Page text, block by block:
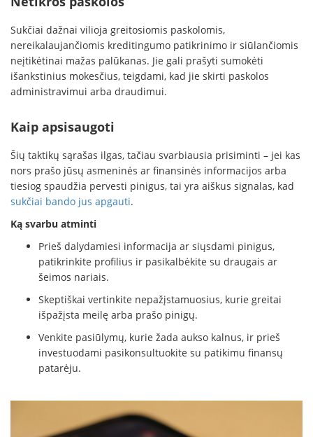
Sukčiai dažnai vilioja greitosiomis paskolomis,
nereikalaujančiomis kreditingumo patikrinimo ir siūlančiomis
neįtikėtinai mažas palūkanas. Jie gali prašyti sumokėti
išankstinius mokesčius, teigdami, kad jie skirti paskolos
administravimui arba draudimui.
Kaip apsisaugoti
Šių taktikų sąrašas ilgas, tačiau svarbiausia prisiminti – jei kas
nors prašo jūsų asmeninės ar finansinės informacijos arba
tiesiog spaudžia pervesti pinigus, tai yra aiškus signalas, kad
sukčiai bando jus apgauti.
Ką svarbu atminti
Prieš dalydamiesi informacija ar siųsdami pinigus,
patikrinkite profilius ir pasikalbėkite su draugais ar
šeimos nariais.
Skeptiškai vertinkite nepažįstamuosius, kurie greitai
išpažįsta meilę arba prašo pinigų.
Venkite pasiūlymų, kurie žada aukso kalnus, ir prieš
investuodami pasikonsultuokite su patikimu finansų
patarėju.